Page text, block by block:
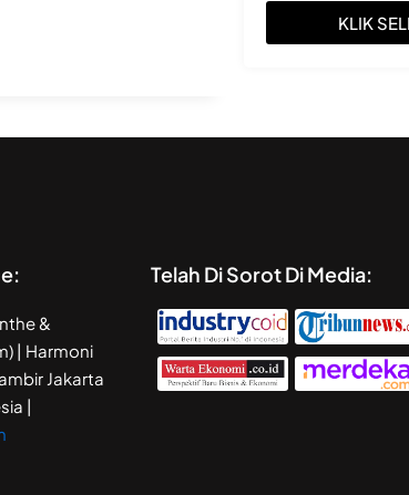
KLIK
&
| Harmoni
Jakarta
|
Telah Di Sorot Di Media: